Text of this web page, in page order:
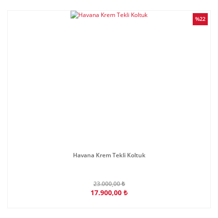
%22
Havana Krem Tekli Koltuk
23.000,00 ₺
17.900,00 ₺